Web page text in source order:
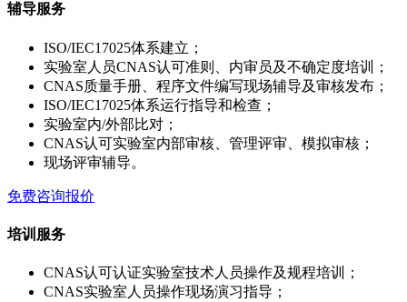
辅导服务
ISO/IEC17025体系建立；
实验室人员CNAS认可准则、内审员及不确定度培训；
CNAS质量手册、程序文件编写现场辅导及审核发布；
ISO/IEC17025体系运行指导和检查；
实验室内/外部比对；
CNAS认可实验室内部审核、管理评审、模拟审核；
现场评审辅导。
免费咨询报价
培训服务
CNAS认可认证实验室技术人员操作及规程培训；
CNAS实验室人员操作现场演习指导；